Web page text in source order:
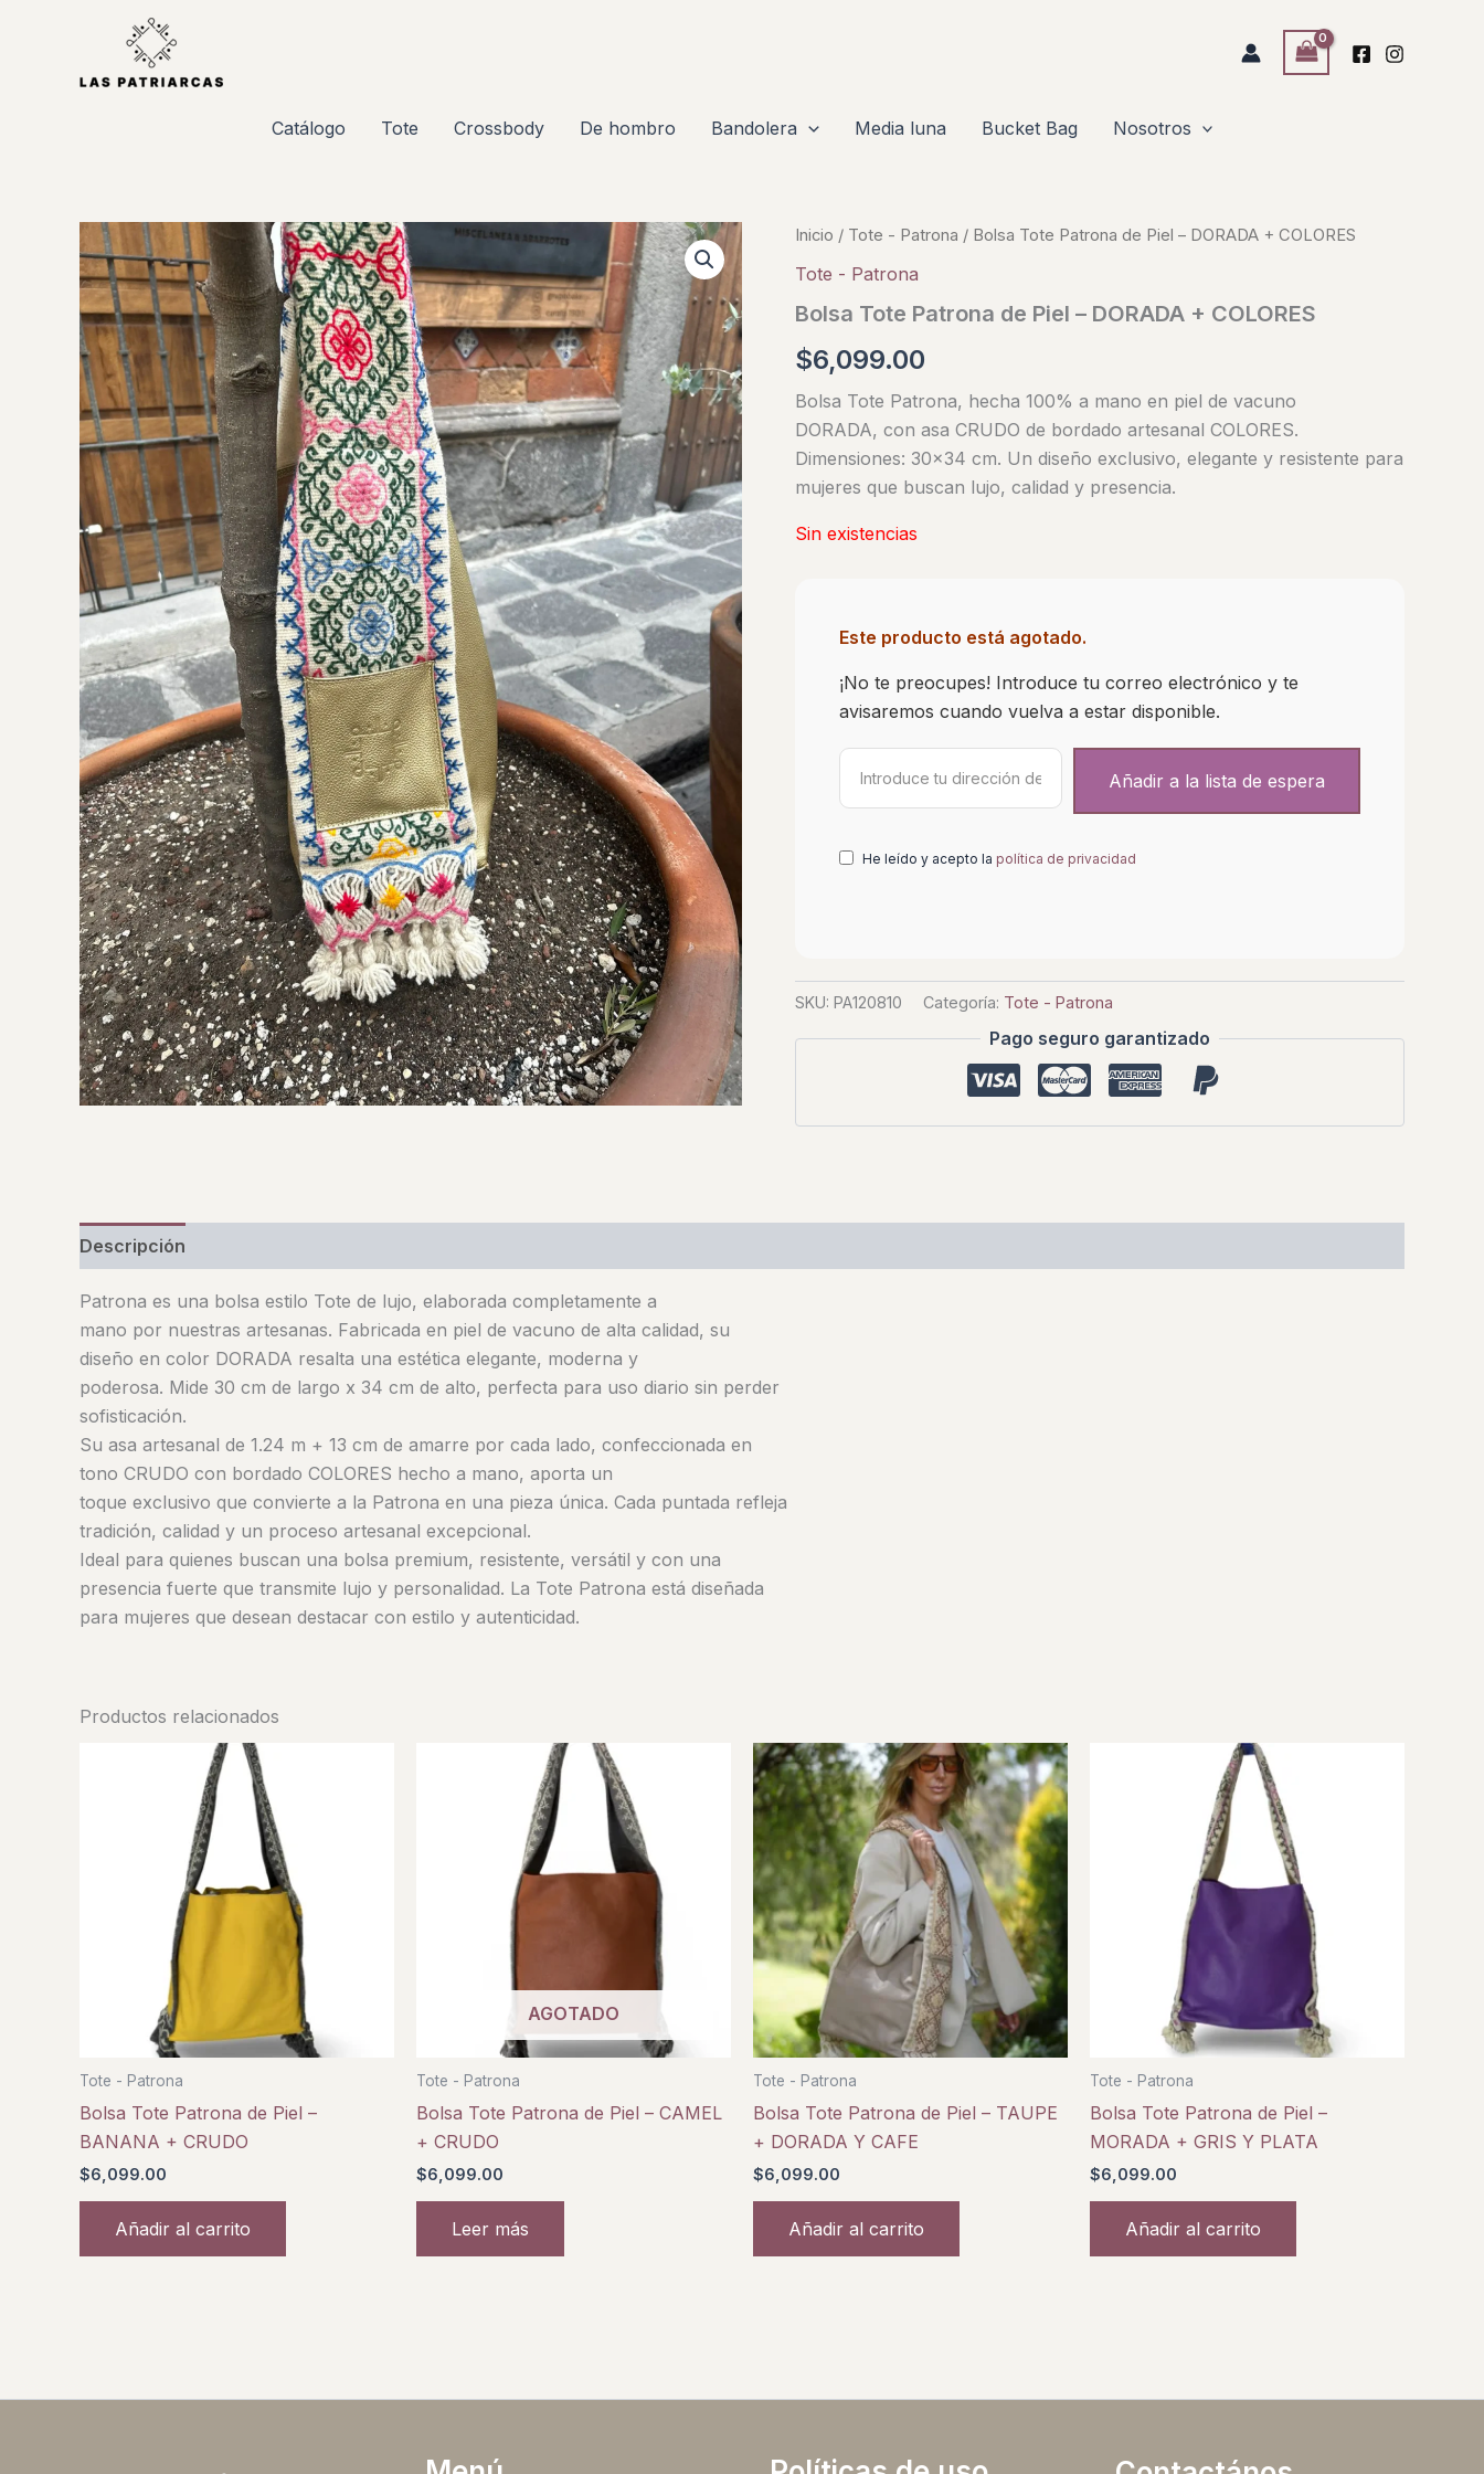
Catálogo Tote Crossbody De hombro Bandolera Media luna Bucket Bag Nosotros
Inicio / Tote - Patrona / Bolsa Tote Patrona de Piel – DORADA + COLORES
Tote - Patrona
Bolsa Tote Patrona de Piel – DORADA + COLORES
$6,099.00
Bolsa Tote Patrona, hecha 100% a mano en piel de vacuno
DORADA, con asa CRUDO de bordado artesanal COLORES.
Dimensiones: 30×34 cm. Un diseño exclusivo, elegante y resistente para
mujeres que buscan lujo, calidad y presencia.
Sin existencias
Este producto está agotado.
¡No te preocupes! Introduce tu correo electrónico y te
avisaremos cuando vuelva a estar disponible.
He leído y acepto la política de privacidad
SKU: PA120810 Categoría: Tote - Patrona
Pago seguro garantizado
Descripción
Patrona es una bolsa estilo Tote de lujo, elaborada completamente a
mano por nuestras artesanas. Fabricada en piel de vacuno de alta calidad, su
diseño en color DORADA resalta una estética elegante, moderna y
poderosa. Mide 30 cm de largo x 34 cm de alto, perfecta para uso diario sin perder
sofisticación.
Su asa artesanal de 1.24 m + 13 cm de amarre por cada lado, confeccionada en
tono CRUDO con bordado COLORES hecho a mano, aporta un
toque exclusivo que convierte a la Patrona en una pieza única. Cada puntada refleja
tradición, calidad y un proceso artesanal excepcional.
Ideal para quienes buscan una bolsa premium, resistente, versátil y con una
presencia fuerte que transmite lujo y personalidad. La Tote Patrona está diseñada
para mujeres que desean destacar con estilo y autenticidad.
Productos relacionados
Tote - Patrona
Bolsa Tote Patrona de Piel –
BANANA + CRUDO
$6,099.00
Añadir al carrito
AGOTADO
Tote - Patrona
Bolsa Tote Patrona de Piel – CAMEL
+ CRUDO
$6,099.00
Leer más
Tote - Patrona
Bolsa Tote Patrona de Piel – TAUPE
+ DORADA Y CAFE
$6,099.00
Añadir al carrito
Tote - Patrona
Bolsa Tote Patrona de Piel –
MORADA + GRIS Y PLATA
$6,099.00
Añadir al carrito